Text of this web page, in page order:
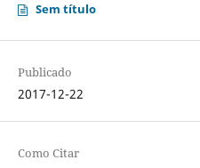
Sem título
Publicado
2017-12-22
Como Citar